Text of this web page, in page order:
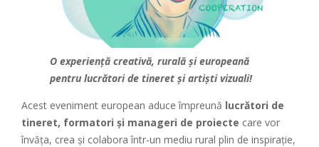
O experiență creativă, rurală și europeană
pentru lucrători de tineret și artiști vizuali!
Acest eveniment european aduce împreună lucrători de
tineret, formatori și manageri de proiecte care vor
învăța, crea și colabora într-un mediu rural plin de inspirație,